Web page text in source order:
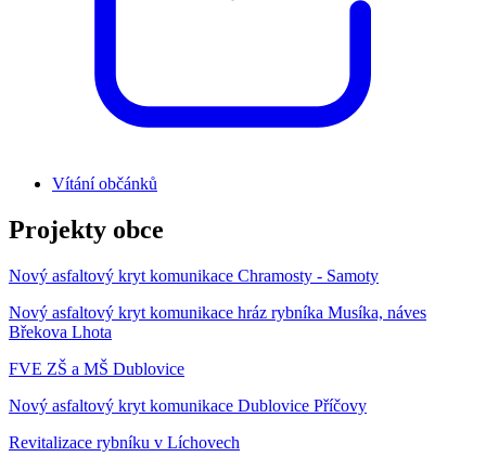
Vítání občánků
Projekty obce
Nový asfaltový kryt komunikace Chramosty - Samoty
Nový asfaltový kryt komunikace hráz rybníka Musíka, náves
Břekova Lhota
FVE ZŠ a MŠ Dublovice
Nový asfaltový kryt komunikace Dublovice Příčovy
Revitalizace rybníku v Líchovech